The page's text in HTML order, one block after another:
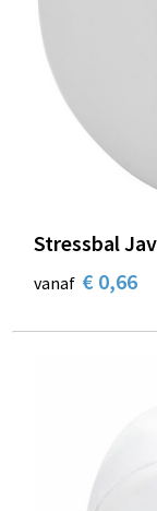
Stressbal
vanaf € 0,66